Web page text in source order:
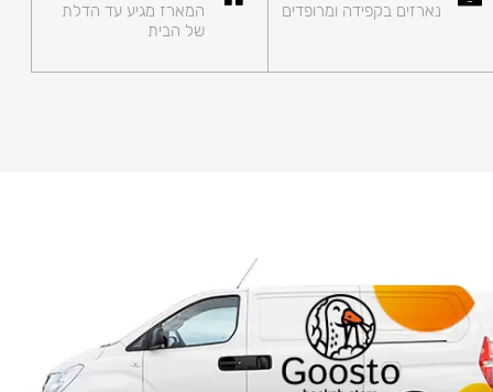
נארזים בקפידה ומרופדים
המארז מגיע עד הדלת
של הבית